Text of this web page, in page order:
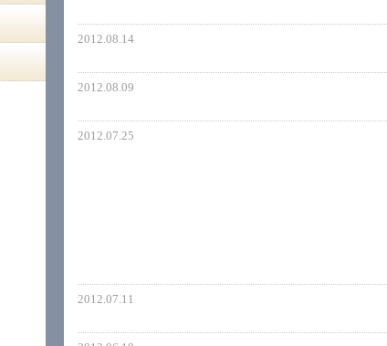
2012.08.14
2012.08.09
2012.07.25
2012.07.11